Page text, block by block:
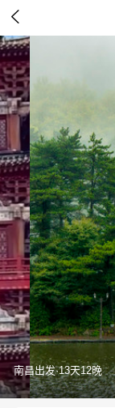

南昌出发·13天12晚